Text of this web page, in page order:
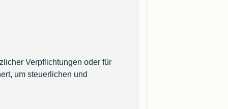
Verpflichtungen oder für
um steuerlichen und